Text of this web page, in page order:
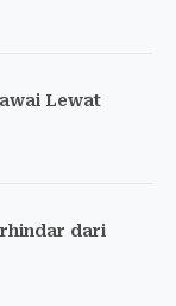
Lewat
dari